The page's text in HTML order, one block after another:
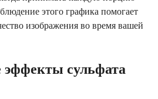
этого графика помогает
изображения во время вашей
сульфата